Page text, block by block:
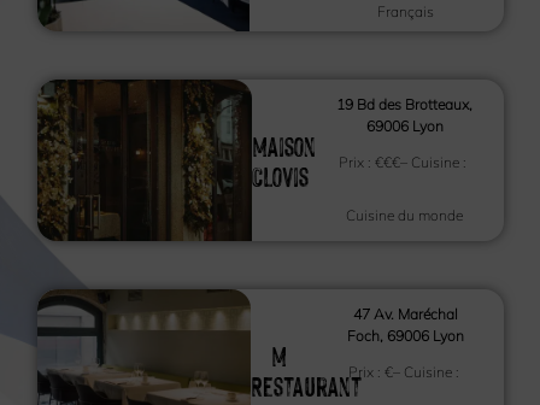
Français
Maison
Clovis
19 Bd des Brotteaux,
69006 Lyon
Prix :€€€– Cuisine :
Cuisine du monde
M
Restaurant
47 Av. Maréchal
Foch, 69006 Lyon
Prix : €– Cuisine :